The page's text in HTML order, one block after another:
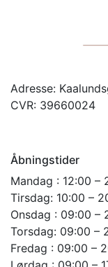
Adresse:
CVR: 39660024
Åbningstider
Mandag : 12:00 –
Tirsdag: 10:00 –
Onsdag : 09:00 –
Torsdag: 09:00 –
Fredag : 09:00 –